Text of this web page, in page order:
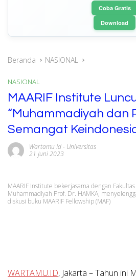
Coba Gratis
Download
Beranda NASIONAL
NASIONAL
MAARIF Institute
“Muhammadiyah dan
Semangat
Wartamu Id- Universitas
21 Juni 2023
MAARIF Institute bekerjasama dengan
Muhammadiyah Prof. Dr. HAMKA,
diskusi buku MAARIF Fellowship (MAF)
WARTAMU.ID, Jakarta – Tahun ini